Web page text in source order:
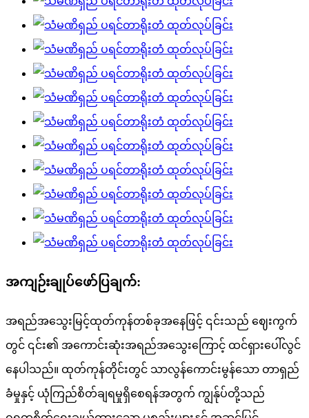
အကျဉ်းချုပ်ဖော်ပြချက်:
အရည်အသွေးမြင့်ထုတ်ကုန်တစ်ခုအနေဖြင့် ၎င်းသည် ဈေးကွက်
တွင် ၎င်း၏ အကောင်းဆုံးအရည်အသွေးကြောင့် ထင်ရှားပေါ်လွင်
နေပါသည်။ ထုတ်ကုန်တိုင်းတွင် သာလွန်ကောင်းမွန်သော တာရှည်
ခံမှုနှင့် ယုံကြည်စိတ်ချရမှုရှိစေရန်အတွက် ကျွန်ုပ်တို့သည်